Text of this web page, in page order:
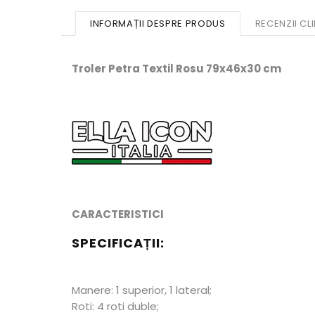
INFORMAȚII DESPRE PRODUS RECENZII
Troler Petra Textil Rosu 79x46x30 cm
CARACTERISTICI
SPECIFICAȚII:
Manere: 1 superior, 1 lateral;
Roti: 4 roti duble;